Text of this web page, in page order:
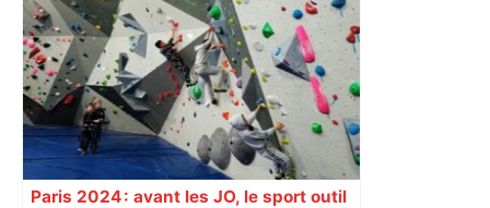
Paris 2024 : avant les JO, le sport outil